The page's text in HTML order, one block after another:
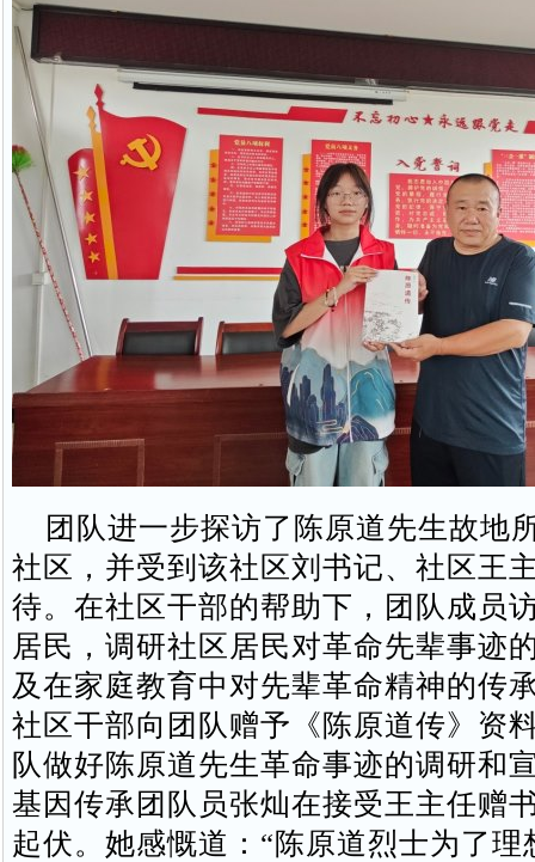
团队进一步探访了陈原道先生故地
社区，并受到该社区刘书记、社区王
待。在社区干部的帮助下，团队成员
居民，调研社区居民对革命先辈事迹
及在家庭教育中对先辈革命精神的传
社区干部向团队赠予《陈原道传》资
队做好陈原道先生革命事迹的调研和
基因传承团队员张灿在接受王主任赠
起伏。她感慨道：“陈原道烈士为了理